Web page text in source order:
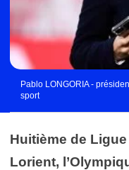
Pablo LONGORIA -
sport
Huitième de
Lorient,